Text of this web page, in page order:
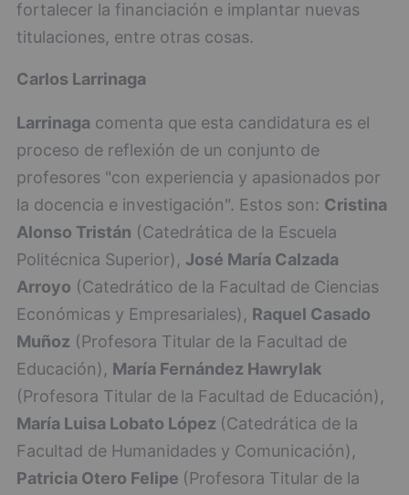
fortalecer la financiación e implantar nuevas
titulaciones, entre otras cosas.
Carlos Larrinaga
Larrinaga comenta que esta candidatura es el
proceso de reflexión de un conjunto de
profesores "con experiencia y apasionados por
la docencia e investigación". Estos son: Cristina
Alonso Tristán (Catedrática de la Escuela
Politécnica Superior), José María Calzada
Arroyo (Catedrático de la Facultad de Ciencias
Económicas y Empresariales), Raquel Casado
Muñoz (Profesora Titular de la Facultad de
Educación), María Fernández Hawrylak
(Profesora Titular de la Facultad de Educación),
María Luisa Lobato López (Catedrática de la
Facultad de Humanidades y Comunicación),
Patricia Otero Felipe (Profesora Titular de la